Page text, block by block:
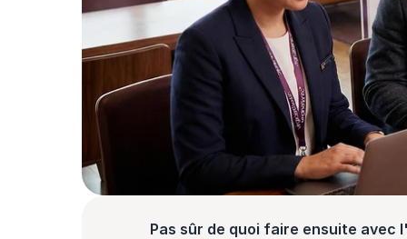
Pas sûr de quoi faire ensuite avec